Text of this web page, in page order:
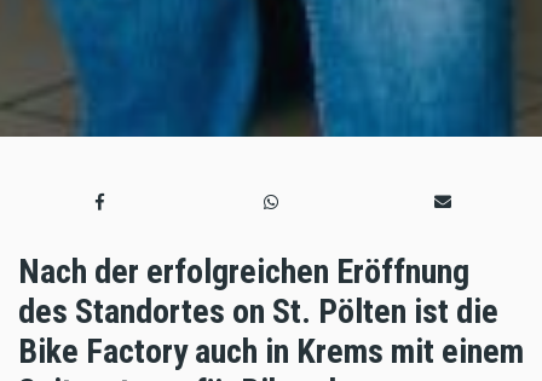
Nach der erfolgreichen Eröffnung
des Standortes on St. Pölten ist die
Bike Factory auch in Krems mit einem